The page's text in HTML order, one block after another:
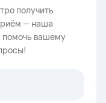
получить
— наша
помочь вашему